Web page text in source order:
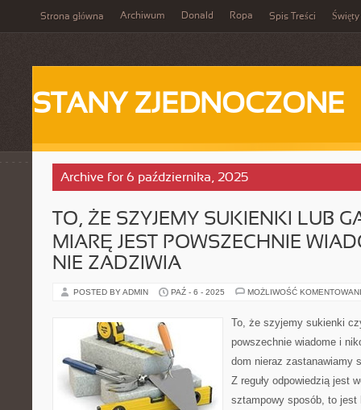
Strona główna Archiwum Donald Ropa Spis Treści Święty
STANY ZJEDNOCZONE
Archive for 6 października, 2025
TO, ŻE SZYJEMY SUKIENKI LUB
MIARĘ JEST POWSZECHNIE
NIE ZADZIWIA
POSTED BY ADMIN PAŹ - 6 - 2025 MOŻLIWOŚĆ
To, że szyjemy sukienki
powszechnie wiadome i
dom nieraz zastanawiamy
Z reguły odpowiedzią jest
sztampowy sposób, to jest